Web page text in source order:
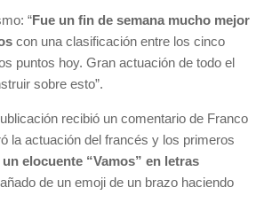
“Fue un fin de semana mucho mejor
con una clasificación entre los cinco
puntos hoy. Gran actuación de todo el
sobre esto”.
recibió un comentario de Franco
la actuación del francés y los primeros
un elocuente “Vamos” en letras
de un emoji de un brazo haciendo